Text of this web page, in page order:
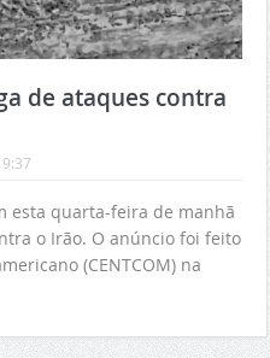
de ataques contra
esta quarta-feira de manhã
o Irão. O anúncio foi feito
(CENTCOM) na